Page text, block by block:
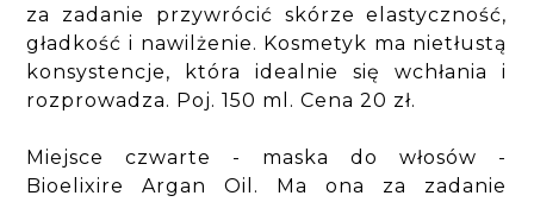
za zadanie przywrócić skórze elastyczność,
gładkość i nawilżenie. Kosmetyk ma nietłustą
konsystencje, która idealnie się wchłania i
rozprowadza. Poj. 150 ml. Cena 20 zł.
Miejsce czwarte - maska do włosów -
Bioelixire Argan Oil. Ma ona za zadanie